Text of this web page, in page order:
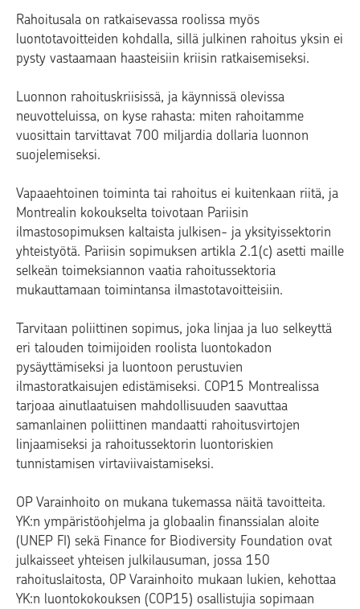
Rahoitusala on ratkaisevassa roolissa myös
luontotavoitteiden kohdalla, sillä julkinen rahoitus yksin ei
pysty vastaamaan haasteisiin kriisin ratkaisemiseksi.
Luonnon rahoituskriisissä, ja käynnissä olevissa
neuvotteluissa, on kyse rahasta: miten rahoitamme
vuosittain tarvittavat 700 miljardia dollaria luonnon
suojelemiseksi.
Vapaaehtoinen toiminta tai rahoitus ei kuitenkaan riitä, ja
Montrealin kokoukselta toivotaan Pariisin
ilmastosopimuksen kaltaista julkisen- ja yksityissektorin
yhteistyötä. Pariisin sopimuksen artikla 2.1(c) asetti maille
selkeän toimeksiannon vaatia rahoitussektoria
mukauttamaan toimintansa ilmastotavoitteisiin.
Tarvitaan poliittinen sopimus, joka linjaa ja luo selkeyttä
eri talouden toimijoiden roolista luontokadon
pysäyttämiseksi ja luontoon perustuvien
ilmastoratkaisujen edistämiseksi. COP15 Montrealissa
tarjoaa ainutlaatuisen mahdollisuuden saavuttaa
samanlainen poliittinen mandaatti rahoitusvirtojen
linjaamiseksi ja rahoitussektorin luontoriskien
tunnistamisen virtaviivaistamiseksi.
OP Varainhoito on mukana tukemassa näitä tavoitteita.
YK:n ympäristöohjelma ja globaalin finanssialan aloite
(UNEP FI) sekä Finance for Biodiversity Foundation ovat
julkaisseet yhteisen julkilausuman, jossa 150
rahoituslaitosta, OP Varainhoito mukaan lukien, kehottaa
YK:n luontokokouksen (COP15) osallistujia sopimaan